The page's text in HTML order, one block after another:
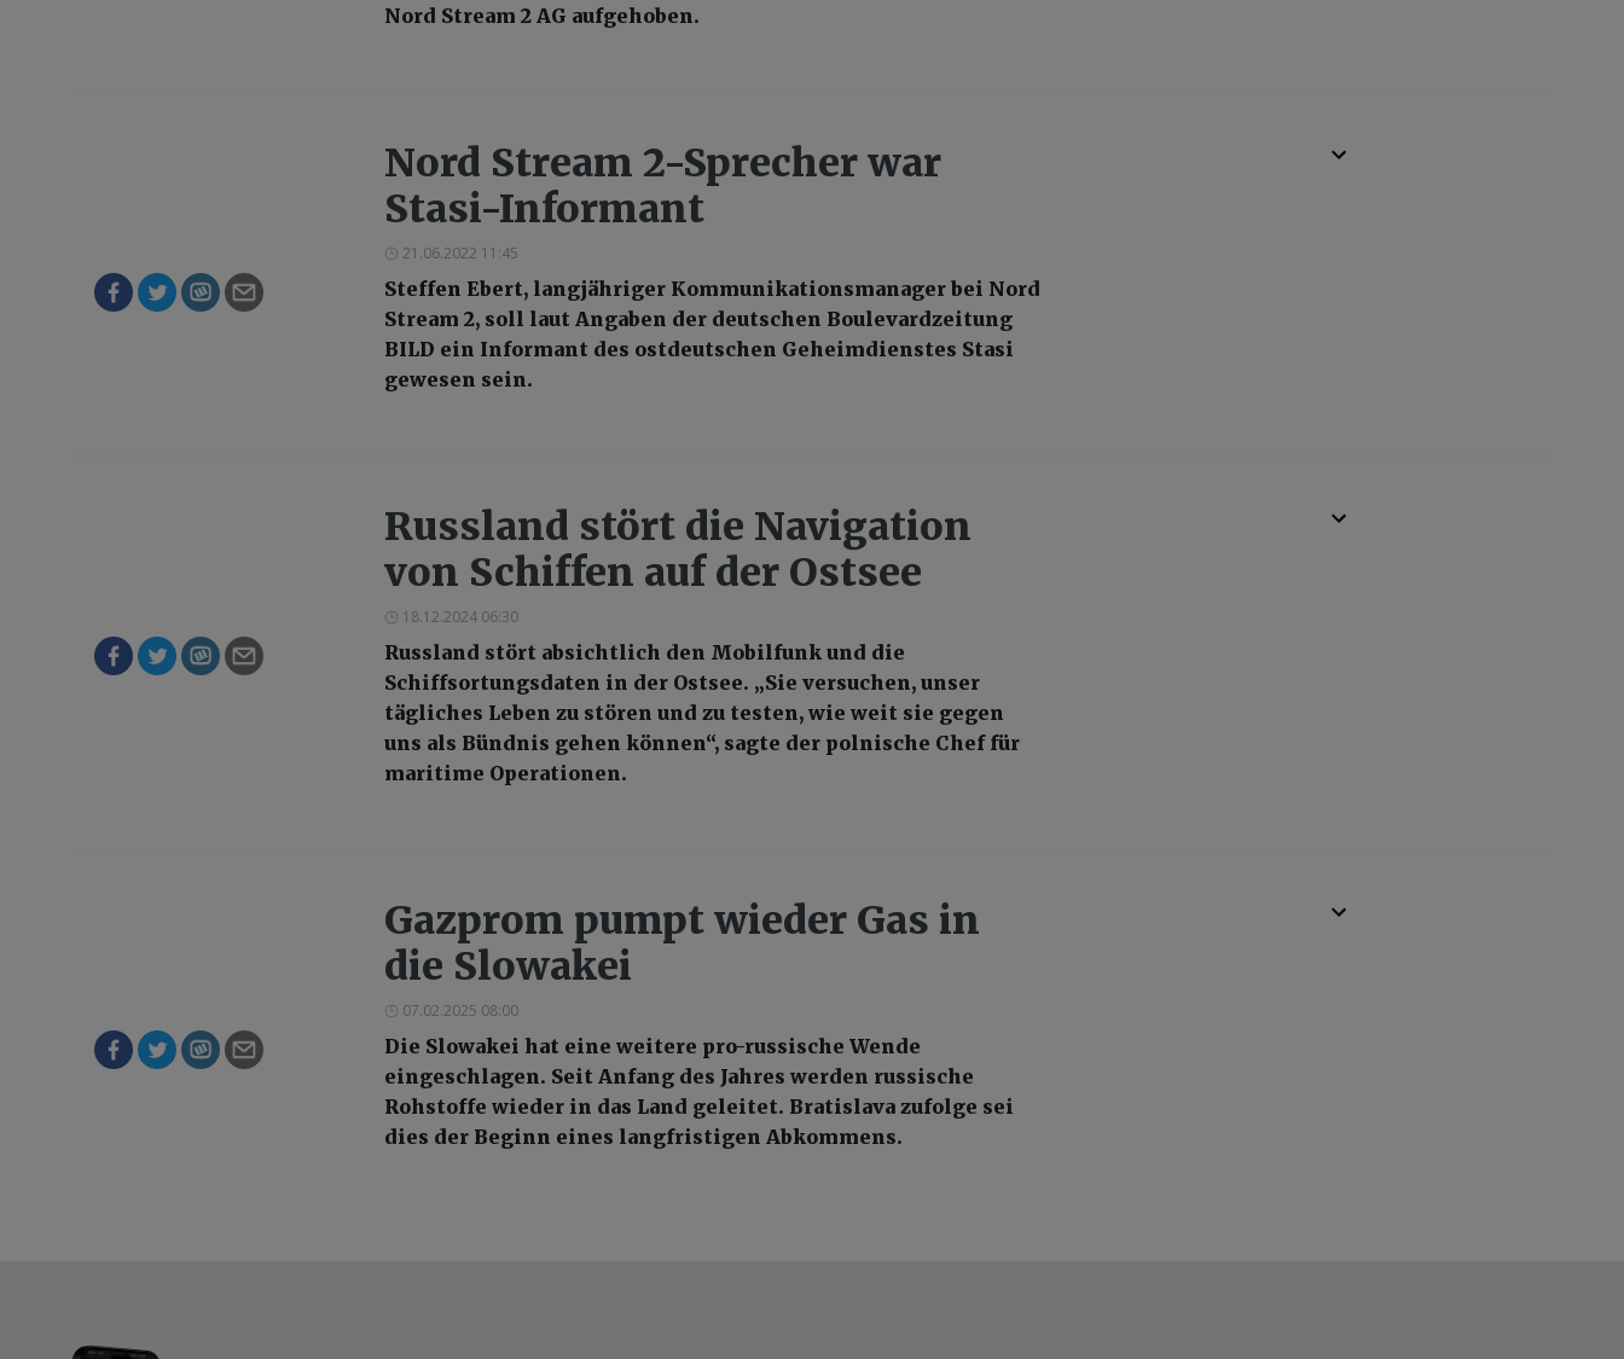
Nord Stream 2 AG aufgehoben.
Nord Stream 2-Sprecher war
Stasi-Informant
21.06.2022 11:45
Steffen Ebert, langjähriger Kommunikationsmanager bei Nord
Stream 2, soll laut Angaben der deutschen Boulevardzeitung
BILD ein Informant des ostdeutschen Geheimdienstes Stasi
gewesen sein.
Russland stört die Navigation
von Schiffen auf der Ostsee
18.12.2024 06:30
Russland stört absichtlich den Mobilfunk und die
Schiffsortungsdaten in der Ostsee. „Sie versuchen, unser
tägliches Leben zu stören und zu testen, wie weit sie gegen
uns als Bündnis gehen können“, sagte der polnische Chef für
maritime Operationen.
Gazprom pumpt wieder Gas in
die Slowakei
07.02.2025 08:00
Die Slowakei hat eine weitere pro-russische Wende
eingeschlagen. Seit Anfang des Jahres werden russische
Rohstoffe wieder in das Land geleitet. Bratislava zufolge sei
dies der Beginn eines langfristigen Abkommens.